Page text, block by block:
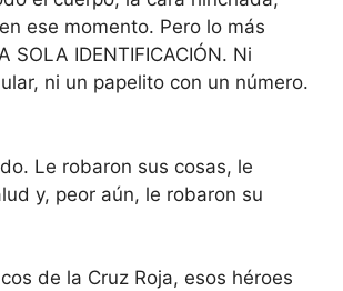
ese momento. Pero lo más
SOLA IDENTIFICACIÓN. Ni
ni un papelito con un número.
Le robaron sus cosas, le
y, peor aún, le robaron su
de la Cruz Roja, esos héroes